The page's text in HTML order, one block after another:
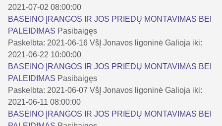
2021-07-02 08:00:00
BASEINO ĮRANGOS IR JOS PRIEDŲ MONTAVIMAS BEI
PALEIDIMAS Pasibaigęs
Paskelbta: 2021-06-16 VšĮ Jonavos ligoninė Galioja iki:
2021-06-22 10:00:00
BASEINO ĮRANGOS IR JOS PRIEDŲ MONTAVIMAS BEI
PALEIDIMAS Pasibaigęs
Paskelbta: 2021-06-07 VšĮ Jonavos ligoninė Galioja iki:
2021-06-11 08:00:00
BASEINO ĮRANGOS IR JOS PRIEDŲ MONTAVIMAS BEI